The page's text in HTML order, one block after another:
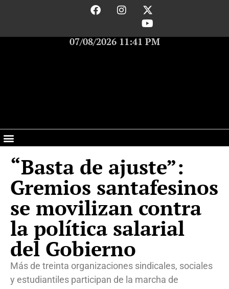
07/08/2026 11:41 PM
“Basta de ajuste”:
Gremios santafesinos
se movilizan contra
la política salarial
del Gobierno
Más de treinta organizaciones sindicales, sociales
y estudiantiles participan de la marcha de